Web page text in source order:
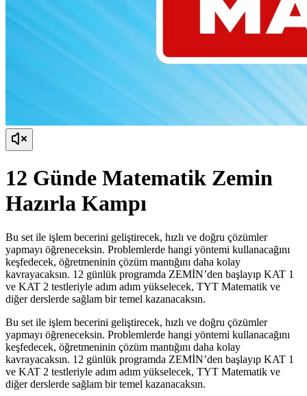
12 Günde Matematik Zemin
Hazırla Kampı
Bu set ile işlem becerini geliştirecek, hızlı ve doğru çözümler
yapmayı öğreneceksin. Problemlerde hangi yöntemi kullanacağını
keşfedecek, öğretmeninin çözüm mantığını daha kolay
kavrayacaksın. 12 günlük programda ZEMİN’den başlayıp KAT 1
ve KAT 2 testleriyle adım adım yükselecek, TYT Matematik ve
diğer derslerde sağlam bir temel kazanacaksın.
Bu set ile işlem becerini geliştirecek, hızlı ve doğru çözümler
yapmayı öğreneceksin. Problemlerde hangi yöntemi kullanacağını
keşfedecek, öğretmeninin çözüm mantığını daha kolay
kavrayacaksın. 12 günlük programda ZEMİN’den başlayıp KAT 1
ve KAT 2 testleriyle adım adım yükselecek, TYT Matematik ve
diğer derslerde sağlam bir temel kazanacaksın.